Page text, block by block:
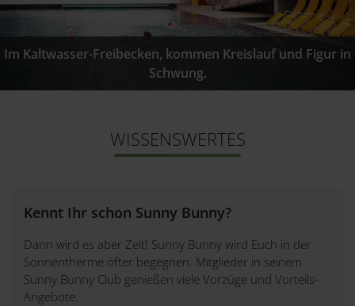
Im Kaltwasser-Freibecken, kommen Kreislauf und Figur in
Schwung.
WISSENSWERTES
Kennt Ihr schon Sunny Bunny?
Dann wird es aber Zeit! Sunny Bunny wird Euch in der
Sonnentherme öfter begegnen. Mitglieder in seinem
Sunny Bunny Club genießen viele Vorzüge und Vorteils-
Angebote.